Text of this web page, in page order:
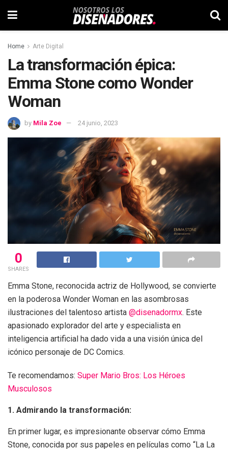
Home Arte Digital
La transformación épica:
Emma Stone como Wonder
Woman
by Mila Zoe 24 junio, 2023
0
SHARES
Emma Stone, reconocida actriz de Hollywood, se convierte
en la poderosa Wonder Woman en las asombrosas
ilustraciones del talentoso artista @disenadormx. Este
apasionado explorador del arte y especialista en
inteligencia artificial ha dado vida a una visión única del
icónico personaje de DC Comics.
Te recomendamos: Super Mario Bros: Los Héroes
Musculosos
1. Admirando la transformación:
En primer lugar, es impresionante observar cómo Emma
Stone, conocida por sus papeles en películas como “La La